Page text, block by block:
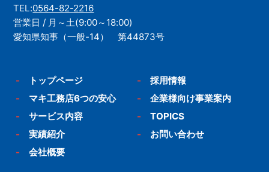
TEL:0564-82-2216
営業日 / 月～土(9:00～18:00)
愛知県知事（一般-14） 第44873号
-
トップページ
-
マキ工務店6つの安心
-
サービス内容
-
実績紹介
-
会社概要
-
採用情報
-
企業様向け事業案内
-
TOPICS
-
お問い合わせ